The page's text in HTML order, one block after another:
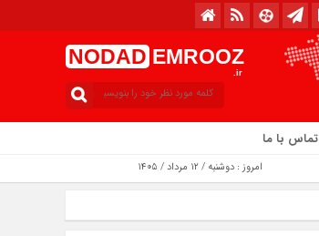
NODAD EMROOZ
.ir
تماس با ما
امروز : دوشنبه / ۱۲ مرداد / ۱۴۰۵